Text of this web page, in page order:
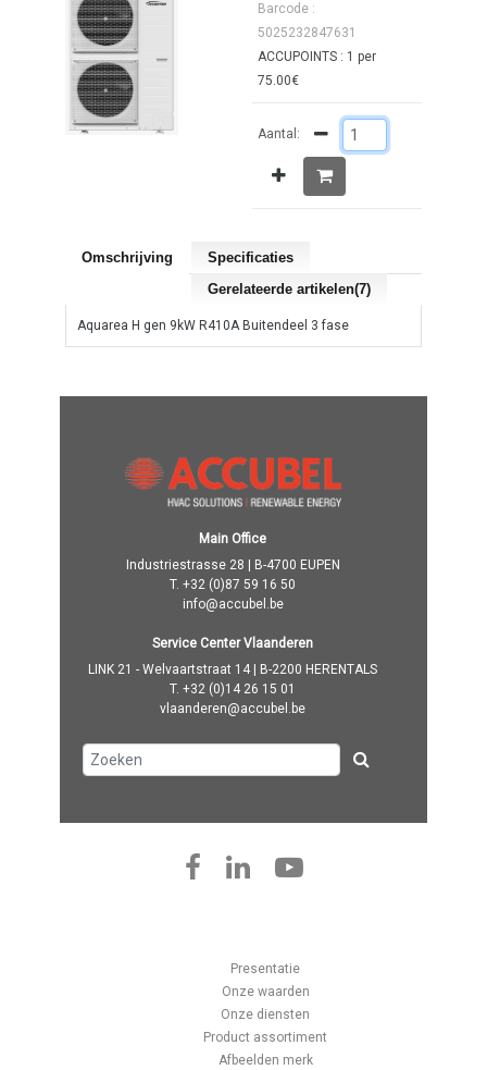
Barcode :
5025232847631
ACCUPOINTS : 1 per
75.00€
Aantal:
Omschrijving
Specificaties
Gerelateerde artikelen(7)
Aquarea H gen 9kW R410A Buitendeel 3 fase
Main Office
Industriestrasse 28 | B-4700 EUPEN
T. +32 (0)87 59 16 50
info@accubel.be
Service Center Vlaanderen
LINK 21 - Welvaartstraat 14 | B-2200 HERENTALS
T. +32 (0)14 26 15 01
vlaanderen@accubel.be
Presentatie
Onze waarden
Onze diensten
Product assortiment
Afbeelden merk